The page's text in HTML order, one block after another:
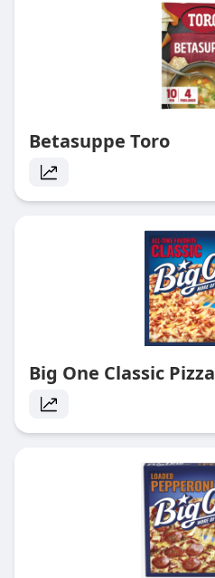
Betasuppe Toro
Big One Classic Pizza